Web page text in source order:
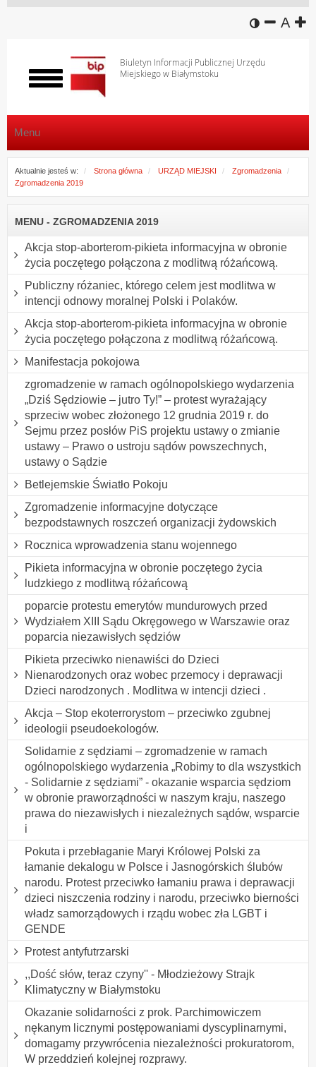
wersja
A
Biuletyn Informacji Publicznej Urzędu
Miejskiego w Białymstoku
Włącz
menu
Menu
Aktualnie jesteś w: Strona główna URZĄD MIEJSKI
Zgromadzenia
Zgromadzenia 2019
MENU - ZGROMADZENIA 2019
Akcja stop-aborterom-pikieta informacyjna w obronie
życia poczętego połączona z modlitwą różańcową.
Publiczny różaniec, którego celem jest modlitwa w
intencji odnowy moralnej Polski i Polaków.
Akcja stop-aborterom-pikieta informacyjna w obronie
życia poczętego połączona z modlitwą różańcową.
Manifestacja pokojowa
zgromadzenie w ramach ogólnopolskiego wydarzenia
„Dziś Sędziowie – jutro Ty!” – protest wyrażający
sprzeciw wobec złożonego 12 grudnia 2019 r. do
Sejmu przez posłów PiS projektu ustawy o zmianie
ustawy – Prawo o ustroju sądów powszechnych,
ustawy o Sądzie
Betlejemskie Światło Pokoju
Zgromadzenie informacyjne dotyczące
bezpodstawnych roszczeń organizacji żydowskich
Rocznica wprowadzenia stanu wojennego
Pikieta informacyjna w obronie poczętego życia
ludzkiego z modlitwą różańcową
poparcie protestu emerytów mundurowych przed
Wydziałem XIII Sądu Okręgowego w Warszawie oraz
poparcia niezawisłych sędziów
Pikieta przeciwko nienawiści do Dzieci
Nienarodzonych oraz wobec przemocy i deprawacji
Dzieci narodzonych . Modlitwa w intencji dzieci .
Akcja – Stop ekoterrorystom – przeciwko zgubnej
ideologii pseudoekologów.
Solidarnie z sędziami – zgromadzenie w ramach
ogólnopolskiego wydarzenia „Robimy to dla wszystkich
- Solidarnie z sędziami” - okazanie wsparcia sędziom
w obronie praworządności w naszym kraju, naszego
prawa do niezawisłych i niezależnych sądów, wsparcie
i
Pokuta i przebłaganie Maryi Królowej Polski za
łamanie dekalogu w Polsce i Jasnogórskich ślubów
narodu. Protest przeciwko łamaniu prawa i deprawacji
dzieci niszczenia rodziny i narodu, przeciwko bierności
władz samorządowych i rządu wobec zła LGBT i
GENDE
Protest antyfutrzarski
,,Dość słów, teraz czyny'' - Młodzieżowy Strajk
Klimatyczny w Białymstoku
Okazanie solidarności z prok. Parchimowiczem
nękanym licznymi postępowaniami dyscyplinarnymi,
domagamy przywrócenia niezależności prokuratorom,
W przeddzień kolejnej rozprawy.